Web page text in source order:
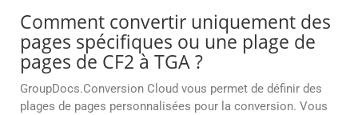
Comment convertir uniquement des
pages spécifiques ou une plage de
pages de CF2 à TGA ?
GroupDocs.Conversion Cloud vous permet de définir des
plages de pages personnalisées pour la conversion. Vous